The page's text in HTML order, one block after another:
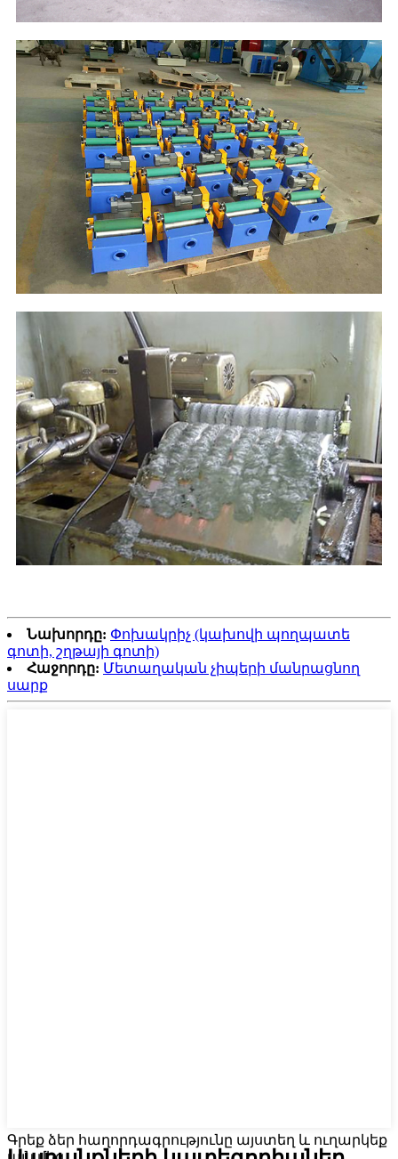
Նախորդը: Փոխակրիչ (կախովի պողպատե
գոտի, շղթայի գոտի)
Հաջորդը: Մետաղական չիպերի մանրացնող
սարք
Գրեք ձեր հաղորդագրությունը այստեղ և ուղարկեք